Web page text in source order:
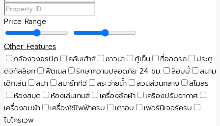
Price Range
Other Features
กล้องวงจรปิด
คลับเฮ้าส์ ซาวน่า ตู้เย็น ที่จอดรถ
ประตู
ดิจิทัลล็อก
ฟิตเนส รักษาความปลอดภัย 24 ชม. ล็อบบี้
สนาม
เด็กเล่น
สปา สมาร์ททีวี สระว่ายน้ำ สวนส่วนกลาง
สโมสร
ห้องสมุด
ห้องเล่นเกมส์ เครื่องซักผ้า
เครืองปรับอากาศ
เครื่องอบผ้า
เครื่องใช้ไฟฟ้าครบ เตาอบ
เฟอร์นิเจอร์ครบ
ไมโครเวฟ